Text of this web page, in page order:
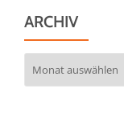
ARCHIV